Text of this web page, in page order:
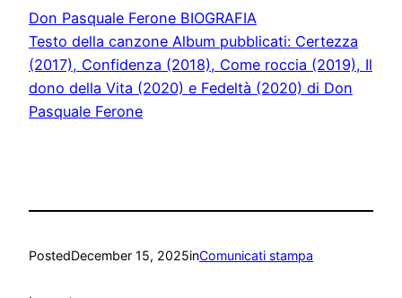
Don Pasquale Ferone BIOGRAFIA
Testo della canzone Album pubblicati: Certezza
(2017), Confidenza (2018), Come roccia (2019), Il
dono della Vita (2020) e Fedeltà (2020) di Don
Pasquale Ferone
PostedDecember 15, 2025inComunicati stampa